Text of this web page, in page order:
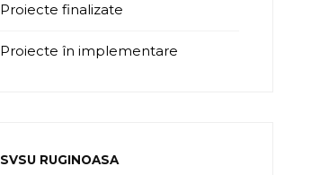
Proiecte finalizate
Proiecte în implementare
SVSU RUGINOASA